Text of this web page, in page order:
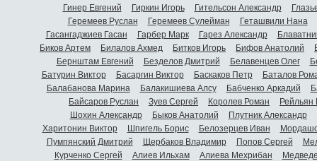
Гинер Евгений
Гиркин Игорь Гительсон Александр
Геремеев Руслан
Геремеев Сулейман
Геташвили Нана
Гасангаджиев Гасан
Гарбер Марк Гарез Александр
Биков Артем
Билалов Ахмед Битков Игорь Бифов Анатолий
Бернштам Евгений
Безделов Дмитрий Белавенцев Олег
Батурин Виктор
Басаргин Виктор Баскаков Петр
Баталов
Балабанова Марина
Балакишиева Алсу Бабченко Аркадий
Байсаров Руслан
Зуев Сергей Королев Роман
Шохин Александр
Быков Анатолий Плутник Александр
Харитонин Виктор
Шпигель Борис Белозерцев Иван
Пумпянский Дмитрий
Щербаков Владимир Попов Сергей
Курченко Сергей
Алиев Ильхам Алиева Мехрибан